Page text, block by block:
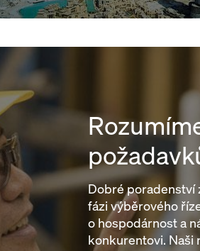
Dobré poradenství
fázi výběrového
o hospodárnost a
konkurentovi. Naši